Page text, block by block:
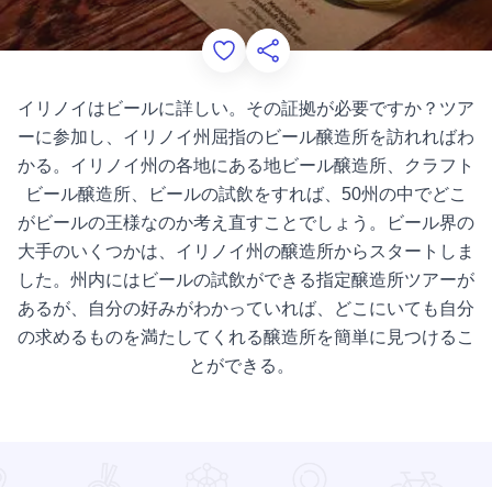
Add to Favorites
このページを共有する
イリノイはビールに詳しい。その証拠が必要ですか？ツア
ーに参加し、イリノイ州屈指のビール醸造所を訪れればわ
かる。イリノイ州の各地にある地ビール醸造所、クラフト
ビール醸造所、ビールの試飲をすれば、50州の中でどこ
がビールの王様なのか考え直すことでしょう。ビール界の
大手のいくつかは、イリノイ州の醸造所からスタートしま
した。州内にはビールの試飲ができる指定醸造所ツアーが
あるが、自分の好みがわかっていれば、どこにいても自分
の求めるものを満たしてくれる醸造所を簡単に見つけるこ
とができる。